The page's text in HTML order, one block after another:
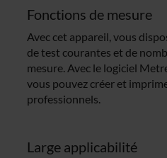
Fonctions de mesure
Avec cet appareil, vous
de test courantes et de
mesure. Avec le logiciel
vous pouvez créer et
professionnels.
Large applicabilité